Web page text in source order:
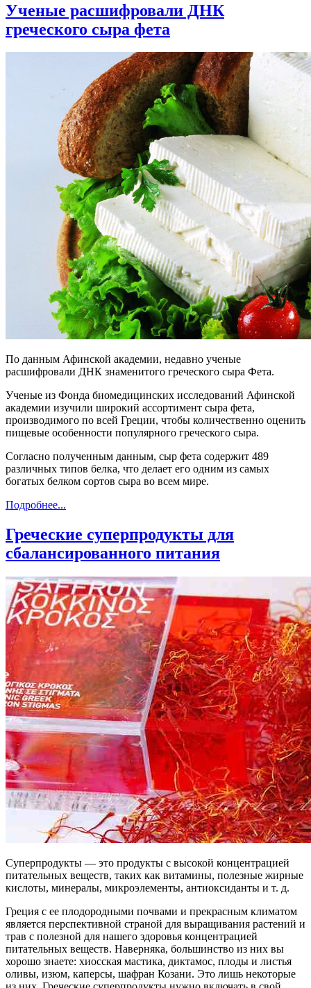
Ученые расшифровали ДНК
греческого сыра фета
По данным Афинской академии, недавно ученые
расшифровали ДНК знаменитого греческого сыра Фета.
Ученые из Фонда биомедицинских исследований Афинской
академии изучили широкий ассортимент сыра фета,
производимого по всей Греции, чтобы количественно оценить
пищевые особенности популярного греческого сыра.
Согласно полученным данным, сыр фета содержит 489
различных типов белка, что делает его одним из самых
богатых белком сортов сыра во всем мире.
Подробнее...
Греческие суперпродукты для
сбалансированного питания
Суперпродукты — это продукты с высокой концентрацией
питательных веществ, таких как витамины, полезные жирные
кислоты, минералы, микроэлементы, антиоксиданты и т. д.
Греция с ее плодородными почвами и прекрасным климатом
является перспективной страной для выращивания растений и
трав с полезной для нашего здоровья концентрацией
питательных веществ. Наверняка, большинство из них вы
хорошо знаете: хиосская мастика, диктамос, плоды и листья
оливы, изюм, каперсы, шафран Козани. Это лишь некоторые